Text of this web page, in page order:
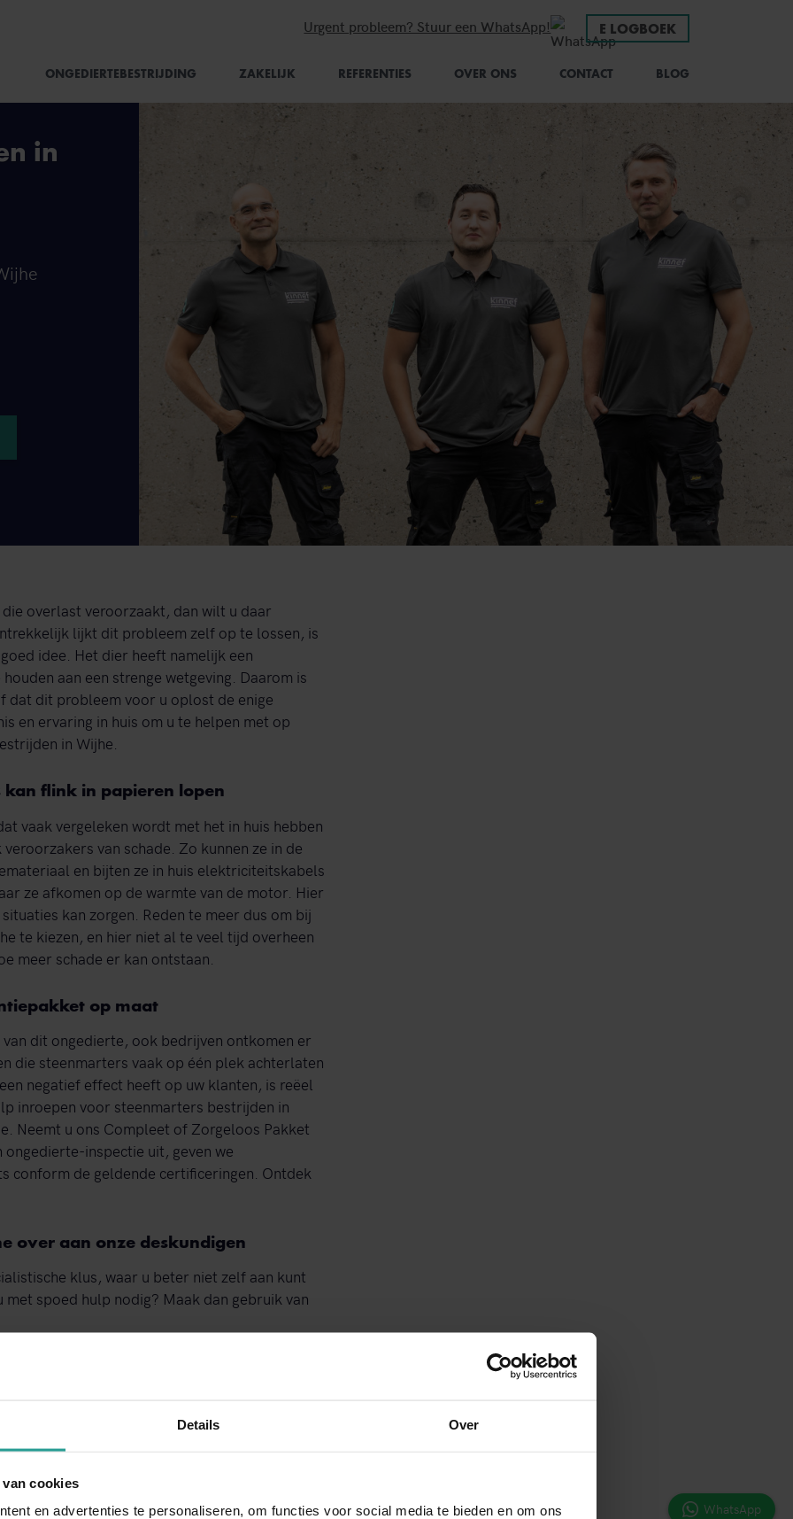
Details Over
cookies
en advertenties te personaliseren, om functies voor social media te bieden en om ons
Urgent probleem? Stuur een WhatsApp! E LOGBOEK
ONGEDIERTEBESTRIJDING ZAKELIJK REFERENTIES OVER ONS CONTACT BLOG
in
overlast veroorzaakt, dan wilt u daar
lijkt dit probleem zelf op te lossen, is
idee. Het dier heeft namelijk een
aan een strenge wetgeving. Daarom is
dat dit probleem voor u oplost de enige
en ervaring in huis om u te helpen met op
in Wijhe.
kan flink in papieren lopen
vaak vergeleken wordt met het in huis hebben
van schade. Zo kunnen ze in de
en bijten ze in huis elektriciteitskabels
ze afkomen op de warmte van de motor. Hier
kan zorgen. Reden te meer dus om bij
te kiezen, en hier niet al te veel tijd overheen
meer schade er kan ontstaan.
op maat
dit ongedierte, ook bedrijven ontkomen er
die steenmarters vaak op één plek achterlaten
negatief effect heeft op uw klanten, is reëel
inroepen voor steenmarters bestrijden in
Neemt u ons Compleet of Zorgeloos Pakket
inspectie uit, geven we
conform de geldende certificeringen. Ontdek
over aan onze deskundigen
klus, waar u beter niet zelf aan kunt
spoed hulp nodig? Maak dan gebruik van
tot uw dienst, ook op feestdagen. Dat maakt
en vervolgens al binnen 4 uur ter plekke
aanwezigheid van de steenmarter te
bestrijden in Wijhe, dan is het sturen van een
ook een optie. WhatsApp